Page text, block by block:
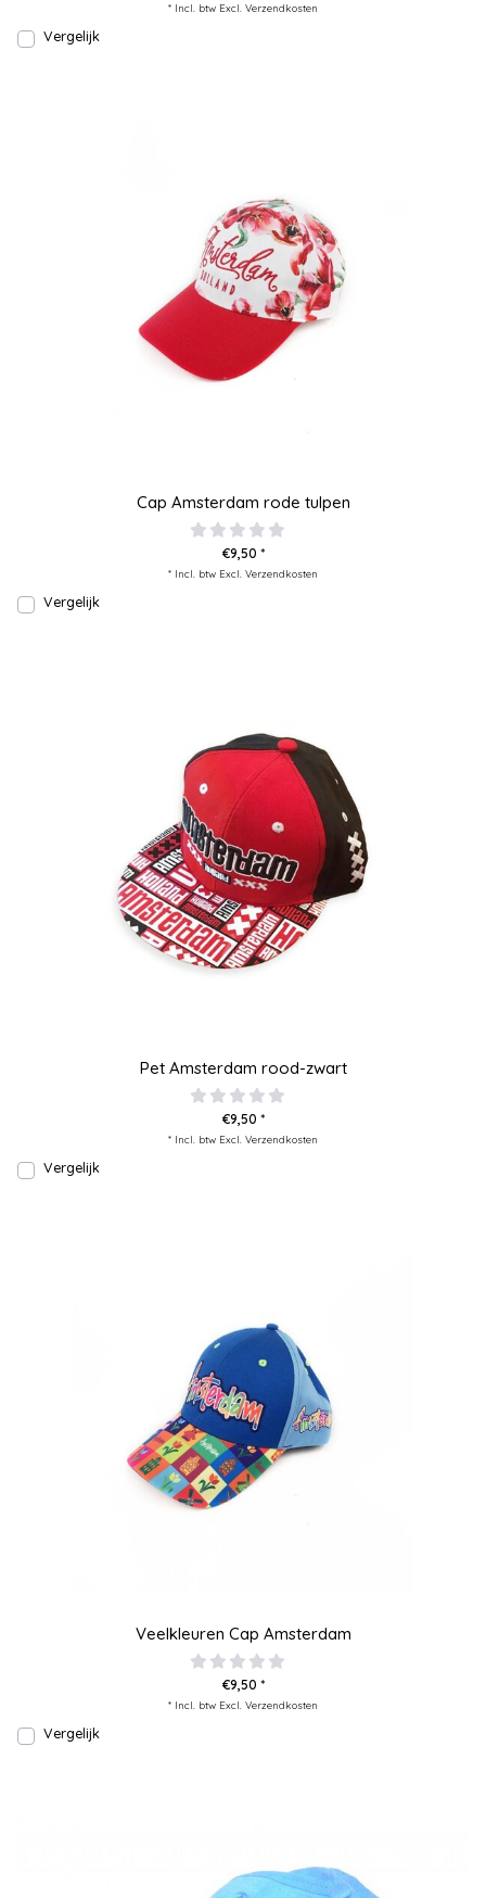
* Incl. btw Excl. Verzendkosten
Vergelijk
Cap Amsterdam rode tulpen
€9,50 *
* Incl. btw Excl. Verzendkosten
Vergelijk
Pet Amsterdam rood-zwart
€9,50 *
* Incl. btw Excl. Verzendkosten
Vergelijk
Veelkleuren Cap Amsterdam
€9,50 *
* Incl. btw Excl. Verzendkosten
Vergelijk